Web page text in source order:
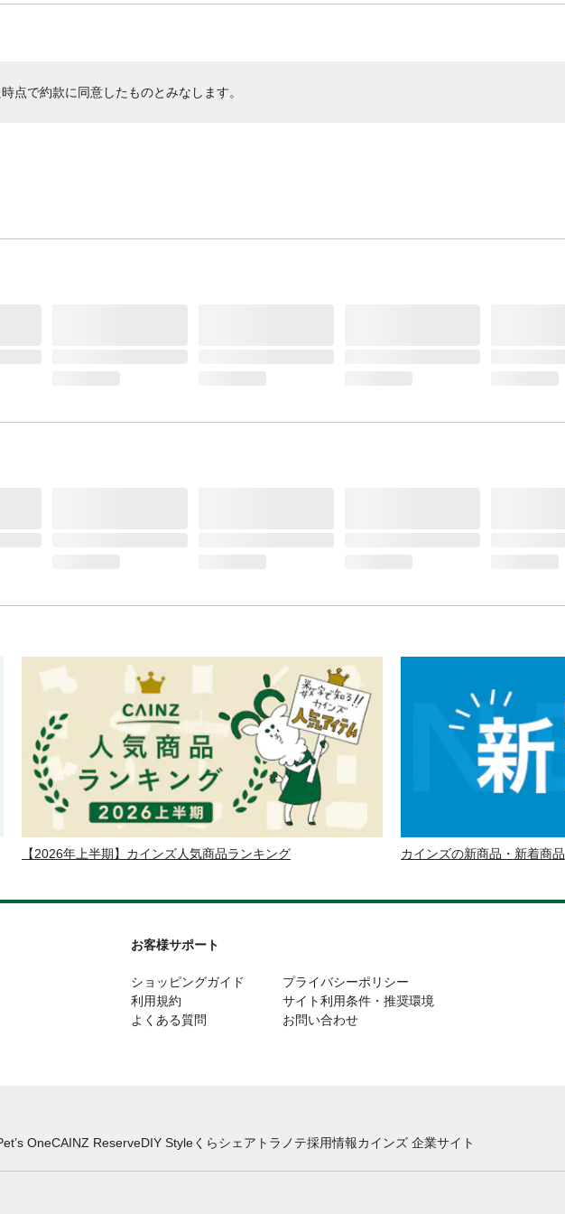
点で約款に同意したものとみなします。
【2026年上半期】カインズ人気商品ランキング カインズの新商品・新着商品
お客様サポート
ショッピングガイド
利用規約
よくある質問
プライバシーポリシー
サイト利用条件・推奨環境
お問い合わせ
OneCAINZ ReserveDIY Styleくらシェア トラノテ採用情報カインズ 企業サイト